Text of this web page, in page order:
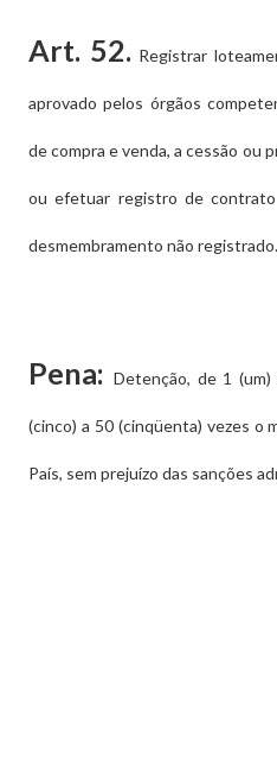
Art. 52. Registrar
aprovado pelos órgãos
de compra e venda, a cessão ou
ou efetuar registro de
desmembramento não registrado.
Pena: Detenção, de 1
(cinco) a 50 (cinqüenta) vezes o
País, sem prejuízo das sanções